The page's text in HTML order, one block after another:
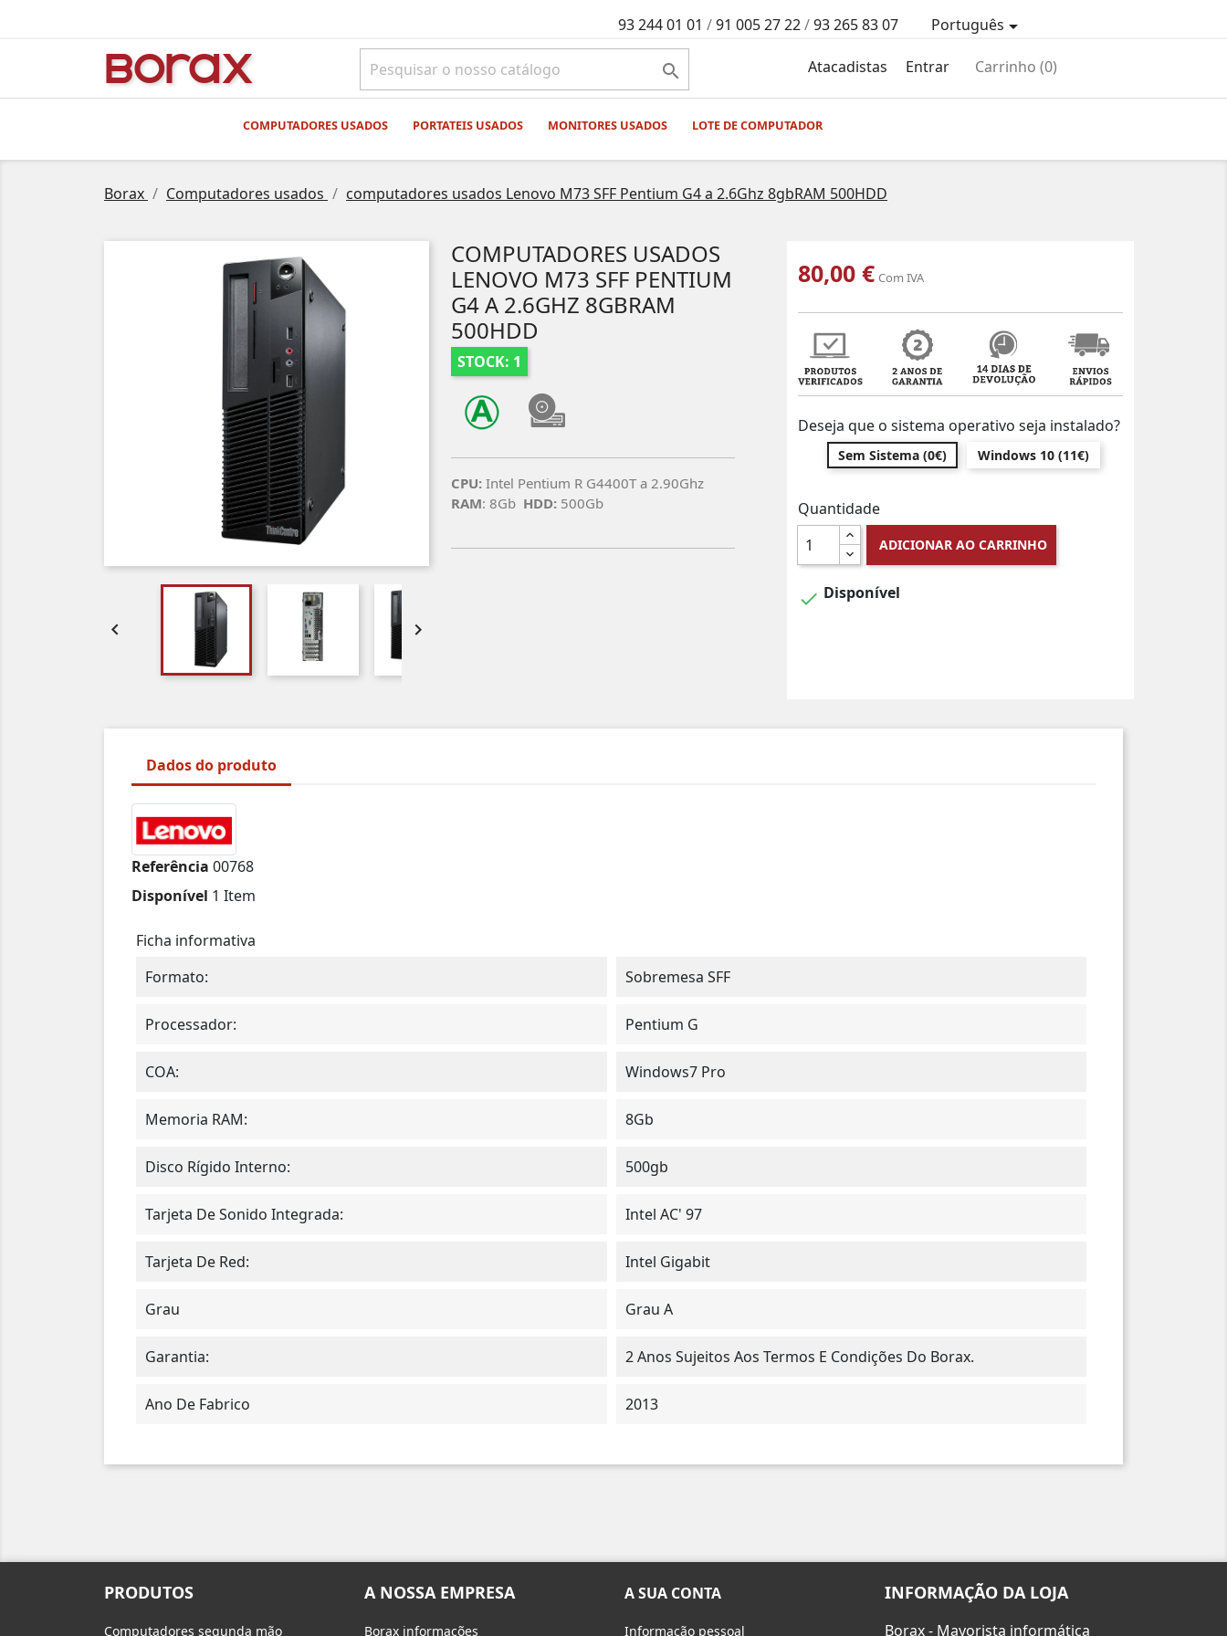
93 244 01 01 /91 005 27 22/93 265 83 07 Português
BOrAx  Atacadistas Entrar Carrinho (0)
COMPUTADORES USADOS PORTATEIS USADOS MONITORES USADOS LOTE DE COMPUTADOR
Borax Computadores usados computadores usados Lenovo M73 SFF Pentium G4 a 2.6Ghz 8gbRAM 500HDD
 
COMPUTADORES USADOS
LENOVO M73 SFF PENTIUM
G4 A 2.6GHZ 8GBRAM
500HDD
STOCK: 1
CPU: Intel Pentium R G4400T a 2.90Ghz
RAM: 8Gb HDD: 500Gb
80,00 € Com IVA
Deseja que o sistema operativo seja instalado?
Sem Sistema (0€) Windows 10 (11€)
Quantidade
ADICIONAR AO CARRINHO
 Disponível
Dados do produto
Referência 00768
Disponível 1 Item
Ficha informativa
Formato:
Sobremesa SFF
Processador: Pentium G
COA: Windows7 Pro
Memoria RAM: 8Gb
Disco Rígido Interno: 500gb
Tarjeta De Sonido Integrada: Intel AC' 97
Tarjeta De Red: Intel Gigabit
Grau Grau A
Garantia: 2 Anos Sujeitos Aos Termos E Condições Do Borax.
Ano De Fabrico 2013
PRODUTOS
Computadores segunda mão
A NOSSA EMPRESA
Borax informações
A SUA CONTA
Informação pessoal
INFORMAÇÃO DA LOJA
Borax - Mayorista informática